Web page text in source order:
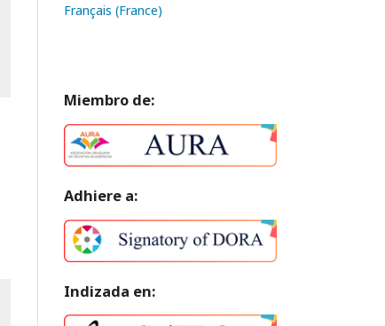
Français (France)
Miembro de:
Adhiere a:
Indizada en: